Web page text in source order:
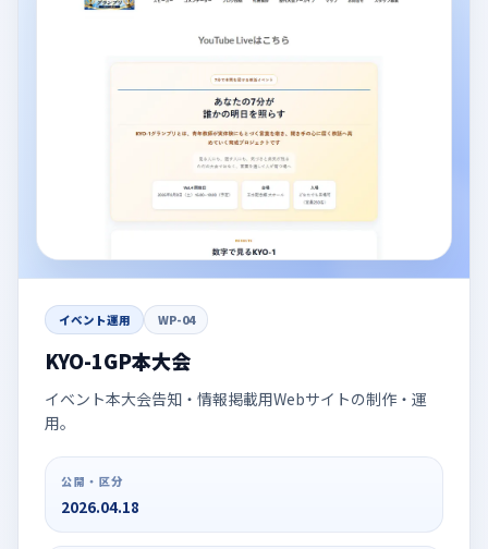
イベント運用 WP-04
KYO-1GP本大会
イベント本大会告知・情報掲載用Webサイトの制作・運
用。
公開・区分
2026.04.18